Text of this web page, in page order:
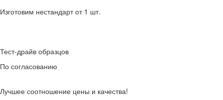
Изготовим нестандарт от 1 шт.
Тест-драйв образцов
По согласованию
Лучшее соотношение цены и качества!